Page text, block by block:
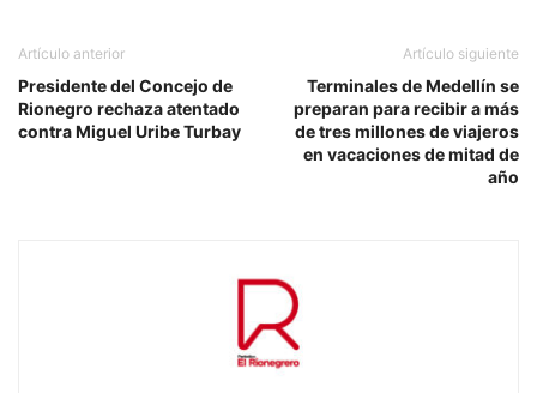
Artículo anterior
Presidente del Concejo de
Rionegro rechaza atentado
contra Miguel Uribe Turbay
Artículo siguiente
Terminales de Medellín se
preparan para recibir a más
de tres millones de viajeros
en vacaciones de mitad de
año